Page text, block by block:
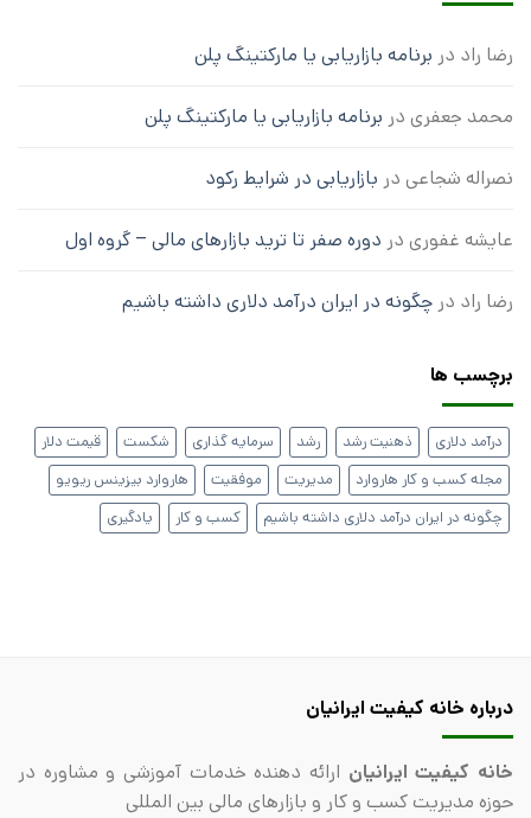
رضا راد در برنامه بازاریابی یا مارکتینگ پلن
محمد جعفری در برنامه بازاریابی یا مارکتینگ پلن
نصراله شجاعی در بازاریابی در شرایط رکود
عایشه غفوری در دوره صفر تا ترید بازارهای مالی – گروه اول
رضا راد در چگونه در ایران درآمد دلاری داشته باشیم
برچسب ها
درآمد دلاری ذهنیت رشد رشد سرمایه گذاری شکست
قیمت دلار
مجله کسب و کار هاروارد
مدیریت موفقیت
هاروارد بیزینس ریویو
چگونه در ایران درآمد دلاری داشته باشیم
کسب و کار یادگیری
درباره خانه کیفیت ایرانیان
خانه کیفیت ایرانیان ارائه دهنده خدمات آموزشی و مشاوره در
حوزه مدیریت کسب و کار و بازارهای مالی بین المللی